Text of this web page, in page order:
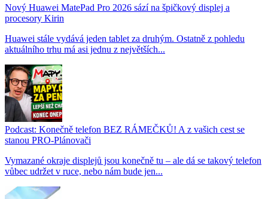
Nový Huawei MatePad Pro 2026 sází na špičkový displej a
procesory Kirin
Huawei stále vydává jeden tablet za druhým. Ostatně z pohledu
aktuálního trhu má asi jednu z největších...
Podcast: Konečně telefon BEZ RÁMEČKŮ! A z vašich cest se
stanou PRO-Plánovači
Vymazané okraje displejů jsou konečně tu – ale dá se takový telefon
vůbec udržet v ruce, nebo nám bude jen...